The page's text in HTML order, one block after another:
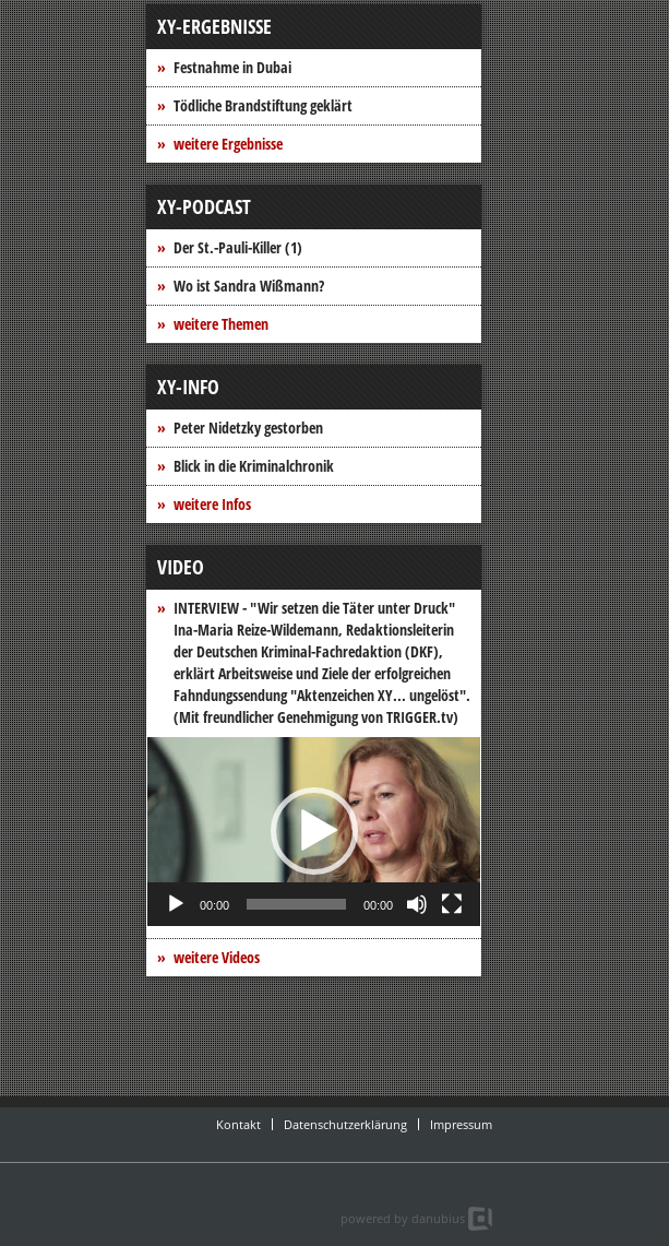
XY-ERGEBNISSE
Festnahme in Dubai
Tödliche Brandstiftung geklärt
weitere Ergebnisse
XY-PODCAST
Der St.-Pauli-Killer (1)
Wo ist Sandra Wißmann?
weitere Themen
XY-INFO
Peter Nidetzky gestorben
Blick in die Kriminalchronik
weitere Infos
VIDEO
INTERVIEW - "Wir setzen die Täter unter Druck"
Ina-Maria Reize-Wildemann, Redaktionsleiterin
der Deutschen Kriminal-Fachredaktion (DKF),
erklärt Arbeitsweise und Ziele der erfolgreichen
Fahndungssendung "Aktenzeichen XY... ungelöst".
(Mit freundlicher Genehmigung von TRIGGER.tv)
Video-
Player
00:00 00:00
weitere Videos
Kontakt Datenschutzerklärung Impressum
powered by danubius